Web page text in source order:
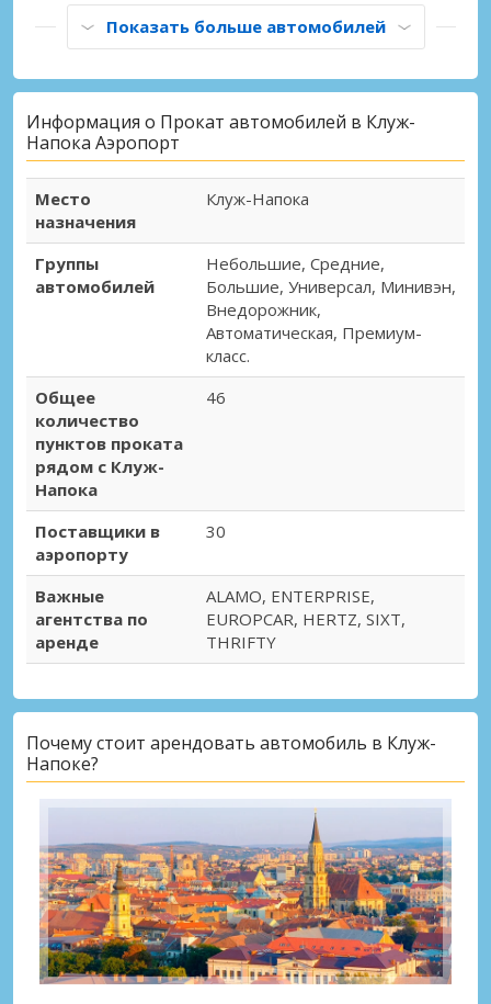
Показать больше автомобилей
Информация о Прокат автомобилей в Клуж-
Напока Аэропорт
Место
назначения
Клуж-Напока
Группы
автомобилей
Небольшие, Средние,
Большие, Универсал, Минивэн,
Внедорожник,
Автоматическая, Премиум-
класс.
Общее
количество
пунктов проката
рядом с Клуж-
Напока
46
Поставщики в
аэропорту
30
Важные
агентства по
аренде
ALAMO, ENTERPRISE,
EUROPCAR, HERTZ, SIXT,
THRIFTY
Почему стоит арендовать автомобиль в Клуж-
Напоке?